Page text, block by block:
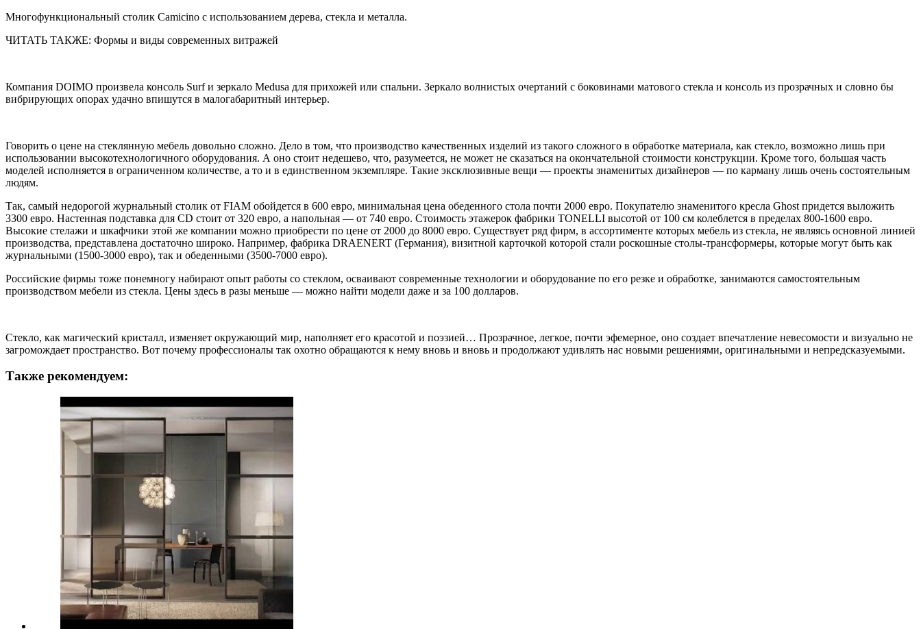
Многофункциональный столик Camicino с использованием дерева, стекла и металла.
ЧИТАТЬ ТАКЖЕ: Формы и виды современных витражей
Компания DOIMO произвела консоль Surf и зеркало Medusa для прихожей или спальни. Зеркало волнистых очертаний с боковинами матового стекла и консоль из прозрачных и словно бы
вибрирующих опорах удачно впишутся в малогабаритный интерьер.
Говорить о цене на стеклянную мебель довольно сложно. Дело в том, что производство качественных изделий из такого сложного в обработке материала, как стекло, возможно лишь при
использовании высокотехнологичного оборудования. А оно стоит недешево, что, разумеется, не может не сказаться на окончательной стоимости конструкции. Кроме того, большая часть
моделей исполняется в ограниченном количестве, а то и в единственном экземпляре. Такие эксклюзивные вещи — проекты знаменитых дизайнеров — по карману лишь очень состоятельным
людям.
Так, самый недорогой журнальный столик от FIAM обойдется в 600 евро, минимальная цена обеденного стола почти 2000 евро. Покупателю знаменитого кресла Ghost придется выложить
3300 евро. Настенная подставка для CD стоит от 320 евро, а напольная — от 740 евро. Стоимость этажерок фабрики TONELLI высотой от 100 см колеблется в пределах 800-1600 евро.
Высокие стелажи и шкафчики этой же компании можно приобрести по цене от 2000 до 8000 евро. Существует ряд фирм, в ассортименте которых мебель из стекла, не являясь основной линией
производства, представлена достаточно широко. Например, фабрика DRAENERT (Германия), визитной карточкой которой стали роскошные столы-трансформеры, которые могут быть как
журнальными (1500-3000 евро), так и обеденными (3500-7000 евро).
Российские фирмы тоже понемногу набирают опыт работы со стеклом, осваивают современные технологии и оборудование по его резке и обработке, занимаются самостоятельным
производством мебели из стекла. Цены здесь в разы меньше — можно найти модели даже и за 100 долларов.
Стекло, как магический кристалл, изменяет окружающий мир, наполняет его красотой и поэзией… Прозрачное, легкое, почти эфемерное, оно создает впечатление невесомости и визуально не
загромождает пространство. Вот почему профессионалы так охотно обращаются к нему вновь и вновь и продолжают удивлять нас новыми решениями, оригинальными и непредсказуемыми.
Также рекомендуем: